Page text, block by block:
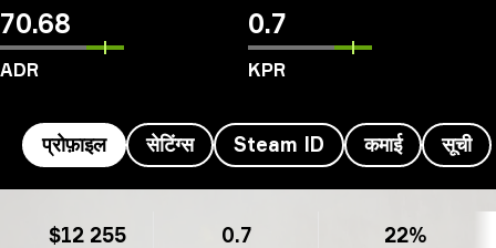
70.68
ADR
0.7
KPR
प्रोफ़ाइल सेटिंग्स Steam ID कमाई सूची
$12 255 0.7 22%